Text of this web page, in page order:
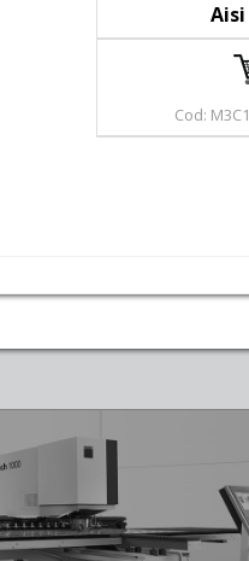
Aisi
Cod: